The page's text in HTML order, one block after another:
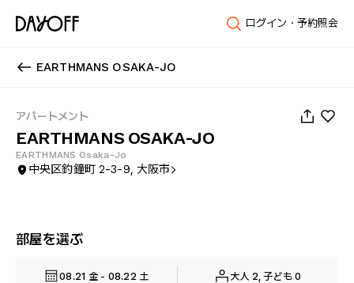
ログイン・予約照会
EARTHMANS OSAKA-JO
アパートメント
EARTHMANS OSAKA-JO
EARTHMANS Osaka-Jo
中央区釣鐘町 2-3-9, 大阪市
部屋を選ぶ
08.21 金 - 08.22 土 大人 2, 子ども 0